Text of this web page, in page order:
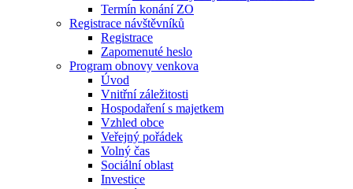
Termín konání ZO
Registrace návštěvníků
Registrace
Zapomenuté heslo
Program obnovy venkova
Úvod
Vnitřní záležitosti
Hospodaření s majetkem
Vzhled obce
Veřejný pořádek
Volný čas
Sociální oblast
Investice